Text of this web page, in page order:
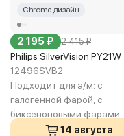
Chrome дизайн
2 195 ₽ 2 415 ₽
Philips SilverVision PY21W
12496SVB2
Подходит для а/м: с
галогенной фарой, с
биксеноновыми фарами
14 августа